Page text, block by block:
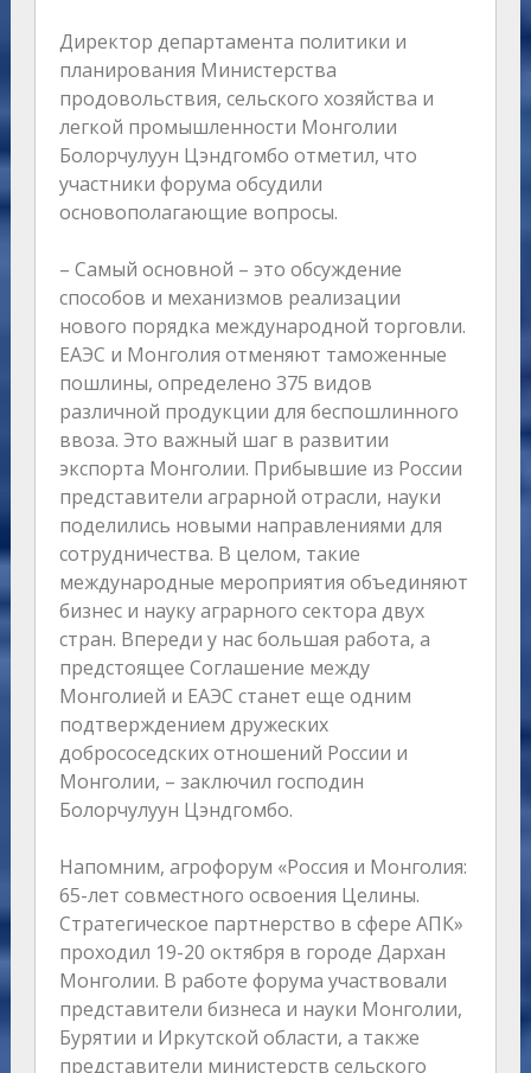
Директор департамента политики и
планирования Министерства
продовольствия, сельского хозяйства и
легкой промышленности Монголии
Болорчулуун Цэндгомбо отметил, что
участники форума обсудили
основополагающие вопросы.
– Самый основной – это обсуждение
способов и механизмов реализации
нового порядка международной торговли.
ЕАЭС и Монголия отменяют таможенные
пошлины, определено 375 видов
различной продукции для беспошлинного
ввоза. Это важный шаг в развитии
экспорта Монголии. Прибывшие из России
представители аграрной отрасли, науки
поделились новыми направлениями для
сотрудничества. В целом, такие
международные мероприятия объединяют
бизнес и науку аграрного сектора двух
стран. Впереди у нас большая работа, а
предстоящее Соглашение между
Монголией и ЕАЭС станет еще одним
подтверждением дружеских
добрососедских отношений России и
Монголии, – заключил господин
Болорчулуун Цэндгомбо.
Напомним, агрофорум «Россия и Монголия:
65-лет совместного освоения Целины.
Стратегическое партнерство в сфере АПК»
проходил 19-20 октября в городе Дархан
Монголии. В работе форума участвовали
представители бизнеса и науки Монголии,
Бурятии и Иркутской области, а также
представители министерств сельского